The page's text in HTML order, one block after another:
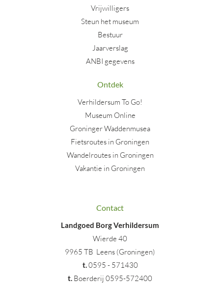
Vrijwilligers
Steun het museum
Bestuur
Jaarverslag
ANBI gegevens
Ontdek
Verhildersum To Go!
Museum Online
Groninger Waddenmusea
Fietsroutes in Groningen
Wandelroutes in Groningen
Vakantie in Groningen
Contact
Landgoed Borg Verhildersum
Wierde 40
9965 TB Leens (Groningen)
t.0595 - 571430
t. Boerderij 0595-572400